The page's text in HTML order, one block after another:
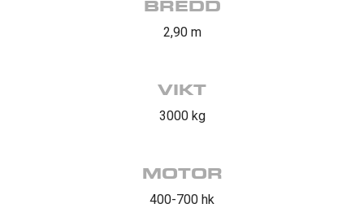
BREDD
2,90 m
VIKT
3000 kg
MOTOR
400-700 hk